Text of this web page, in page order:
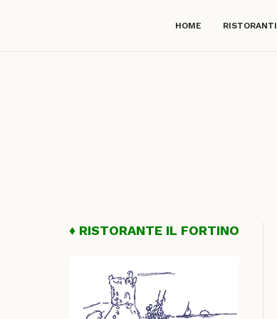
HOME RISTORANTI
RISTORANTE IL FORTINO